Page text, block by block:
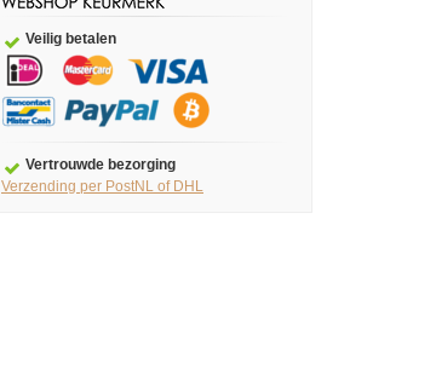
Veilig betalen
Vertrouwde bezorging
Verzending per PostNL of DHL